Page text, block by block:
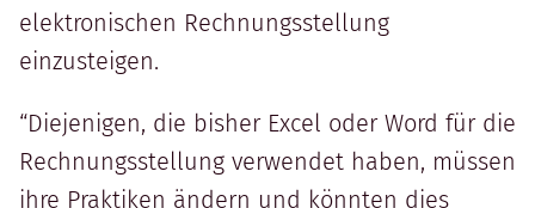
elektronischen Rechnungsstellung
einzusteigen.
“Diejenigen, die bisher Excel oder Word für die
Rechnungsstellung verwendet haben, müssen
ihre Praktiken ändern und könnten dies